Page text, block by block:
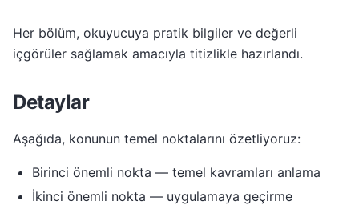
Her bölüm, okuyucuya pratik bilgiler ve değerli
içgörüler sağlamak amacıyla titizlikle hazırlandı.
Detaylar
Aşağıda, konunun temel noktalarını özetliyoruz:
Birinci önemli nokta — temel kavramları anlama
İkinci önemli nokta — uygulamaya geçirme